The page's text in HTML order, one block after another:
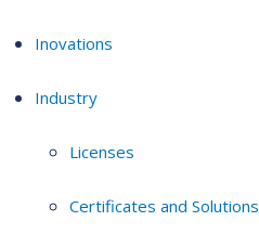
Inovations
Industry
Licenses
Certificates and Solutions